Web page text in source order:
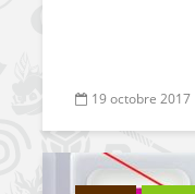
19 octobre 2017